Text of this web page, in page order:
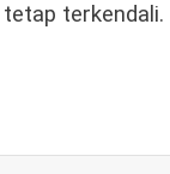
terkendali.